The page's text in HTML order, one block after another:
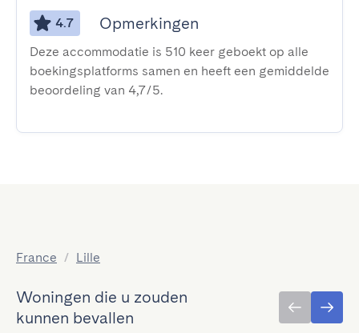
4.7 Opmerkingen
Deze accommodatie is 510 keer geboekt op alle
boekingsplatforms samen en heeft een gemiddelde
beoordeling van 4,7/5.
France / Lille
Woningen die u zouden
kunnen bevallen